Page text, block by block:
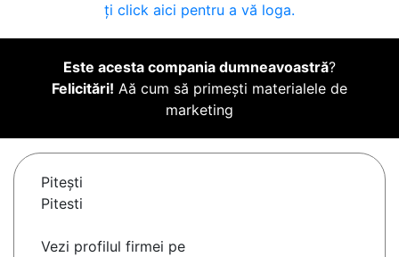
ți click aici pentru a vă loga.
Este acesta compania dumneavoastră?
Felicitări! Aă cum să primești materialele de
marketing
Piteşti
Pitesti
Vezi profilul firmei pe